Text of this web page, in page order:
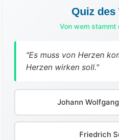
Quiz des
Von wem stammt
"Es muss von Herzen
Herzen wirken soll."
Johann
Friedrich